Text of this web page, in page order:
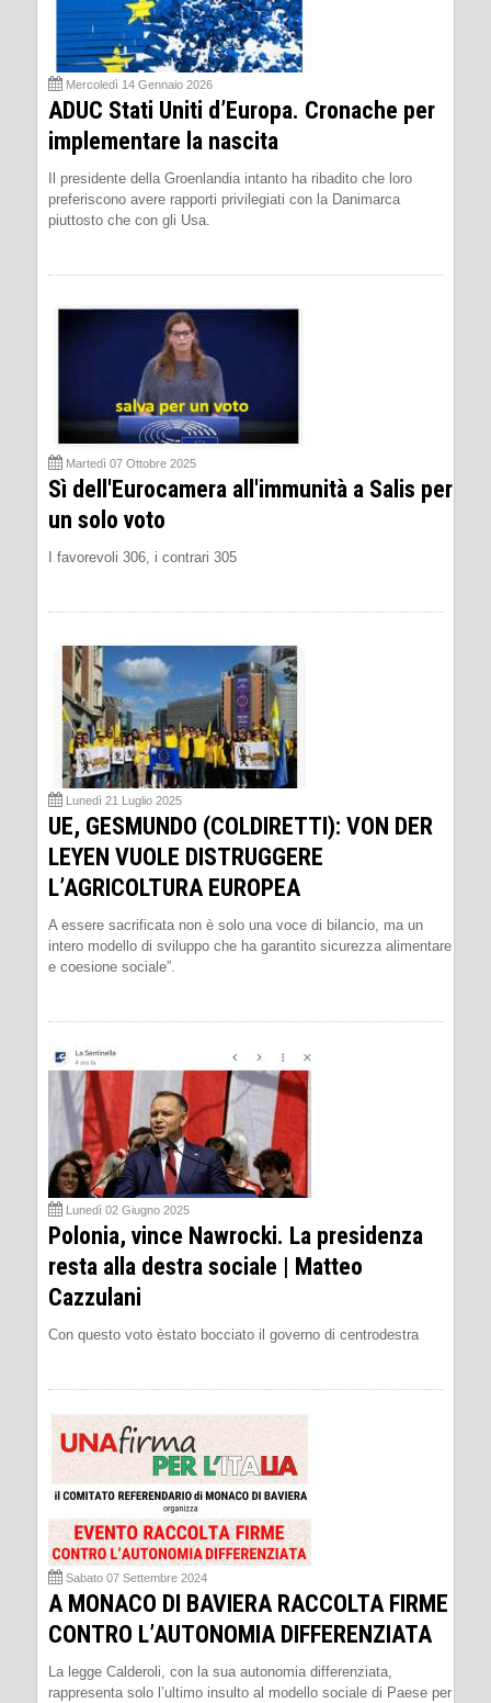
Mercoledì 14 Gennaio 2026
ADUC Stati Uniti d’Europa. Cronache per
implementare la nascita
Il presidente della Groenlandia intanto ha ribadito che loro
preferiscono avere rapporti privilegiati con la Danimarca
piuttosto che con gli Usa.
Martedì 07 Ottobre 2025
Sì dell'Eurocamera all'immunità a Salis per
un solo voto
I favorevoli 306, i contrari 305
Lunedì 21 Luglio 2025
UE, GESMUNDO (COLDIRETTI): VON DER
LEYEN VUOLE DISTRUGGERE
L’AGRICOLTURA EUROPEA
A essere sacrificata non è solo una voce di bilancio, ma un
intero modello di sviluppo che ha garantito sicurezza alimentare
e coesione sociale”.
Lunedì 02 Giugno 2025
Polonia, vince Nawrocki. La presidenza
resta alla destra sociale | Matteo
Cazzulani
Con questo voto èstato bocciato il governo di centrodestra
Sabato 07 Settembre 2024
A MONACO DI BAVIERA RACCOLTA FIRME
CONTRO L’AUTONOMIA DIFFERENZIATA
La legge Calderoli, con la sua autonomia differenziata,
rappresenta solo l’ultimo insulto al modello sociale di Paese per